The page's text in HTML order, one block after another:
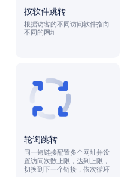
按软件跳转
根据访客的不同访问软件指向
不同的网址
轮询跳转
同一短链接配置多个网址并设
置访问次数上限，达到上限，
切换到下一个链接，依次循环